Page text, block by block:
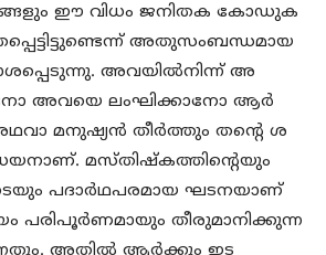
ഈ വിധം ജനിതക കോഡുക
അതുസംബന്ധമായ
അവയിൽനിന്ന് അ
അവയെ ലംഘിക്കാനോ ആർ
മനുഷ്യൻ തീർത്തും തന്റെ ശ
മസ്തിഷ്കത്തിന്റെയും
പദാർഥപരമായ ഘടനയാണ്
പരിപൂർണമായും തീരുമാനിക്കുന്ന